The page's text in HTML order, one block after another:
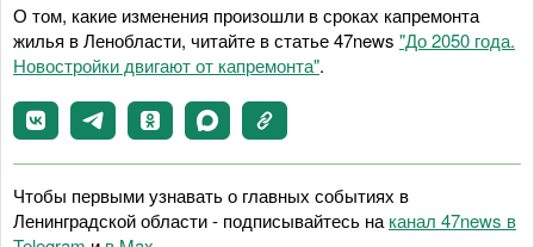
О том, какие изменения произошли в сроках капремонта
жилья в Ленобласти, читайте в статье 47news "До 2050 года.
Новостройки двигают от капремонта".
Чтобы первыми узнавать о главных событиях в
Ленинградской области - подписывайтесь на канал 47news в